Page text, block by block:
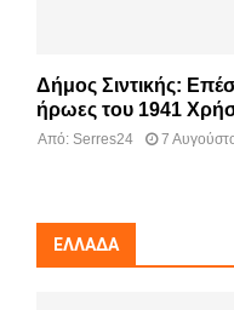
Δήμος Σιντικής:
ήρωες του 1941
Από: Serres24 7
ΕΛΛΆΔΑ